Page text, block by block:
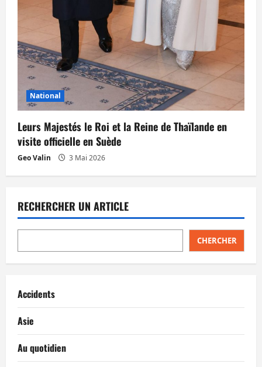
National
Leurs Majestés le Roi et la Reine de Thaïlande en
visite officielle en Suède
Geo Valin 3 Mai 2026
RECHERCHER UN ARTICLE
CHERCHER
Accidents
Asie
Au quotidien